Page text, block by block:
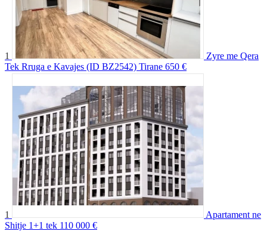
1
Zyre me Qera
Tek Rruga e Kavajes (ID BZ2542) Tirane 650 €
1
Apartament ne
Shitje 1+1 tek 110 000 €